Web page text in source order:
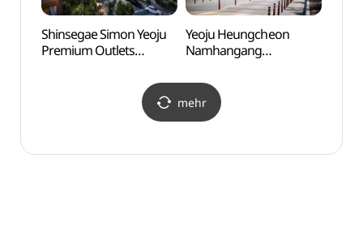
Shinsegae Simon Yeoju
Premium Outlets
Yeoju Heungcheon
Namhangang
(여주흥천남한강
벚꽃축제)
mehr